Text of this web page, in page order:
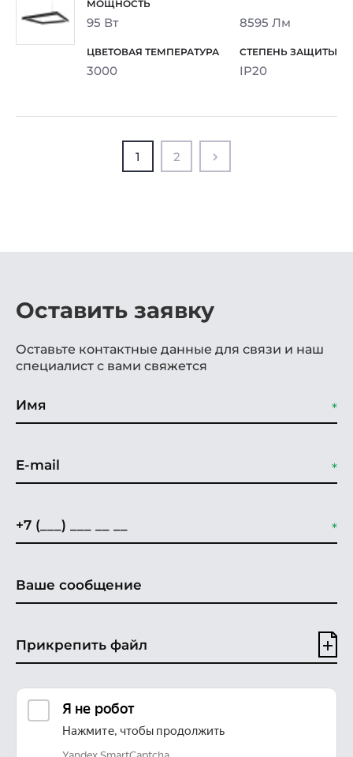
95 Вт 8595 Лм
3000 IP20
1 2
Оставить заявку
Оставьте контактные данные для связи и наш
специалист с вами свяжется
Прикрепить файл